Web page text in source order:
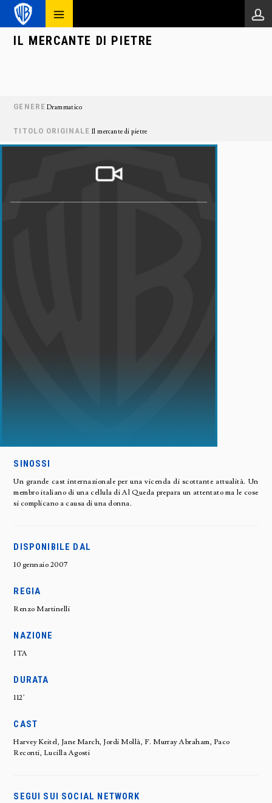
IL MERCANTE DI PIETRE
GENERE Drammatico
TITOLO ORIGINALE Il mercante di pietre
SINOSSI
Un grande cast internazionale per una vicenda di scottante attualità. Un
membro italiano di una cellula di Al Queda prepara un attentato ma le cose
si complicano a causa di una donna.
DISPONIBILE DAL
10 gennaio 2007
REGIA
Renzo Martinelli
NAZIONE
ITA
DURATA
112'
CAST
Harvey Keitel, Jane March, Jordi Mollà, F. Murray Abraham, Paco
Reconti, Lucilla Agosti
SEGUI SUI SOCIAL NETWORK